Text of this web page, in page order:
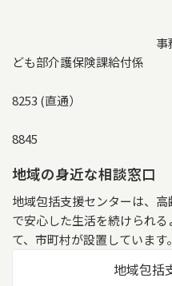
事務担当：横
ども部介護保険課給付係
TEL：
8253 (直通）
FAX：
8845
地域の身近な相談窓口
地域包括支援センターは、
で安心した生活を続けられ
て、市町村が設置しています。
地域包括